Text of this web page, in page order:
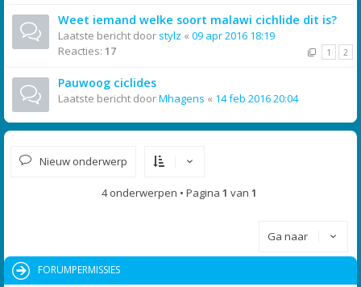
Weet iemand welke soort malawi cichlide dit is?
Laatste bericht door stylz « 09 apr 2016 18:19
Reacties: 17 1 2
Pauwoog ciclides
Laatste bericht doorMhagens « 14 feb 2016 20:04
Nieuw onderwerp
4 onderwerpen • Pagina 1 van 1
Ga naar
FORUMPERMISSIES